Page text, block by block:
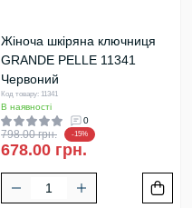
Жіноча шкіряна ключниця
GRANDE PELLE 11341
Червоний
Код товару: 11341
В наявності
0
798.00 грн. -15%
678.00 грн.